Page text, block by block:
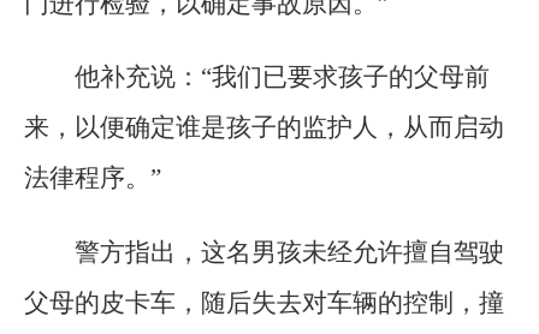
他补充说：“我们已要求孩子的父母前
来，以便确定谁是孩子的监护人，从而启动
法律程序。”
警方指出，这名男孩未经允许擅自驾驶
父母的皮卡车，随后失去对车辆的控制，撞